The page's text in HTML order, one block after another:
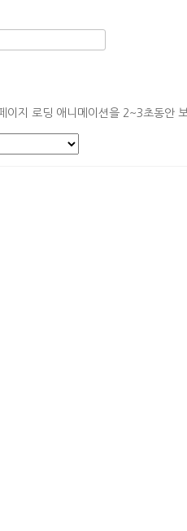
이지 로딩 애니메이션을 2~3초동안